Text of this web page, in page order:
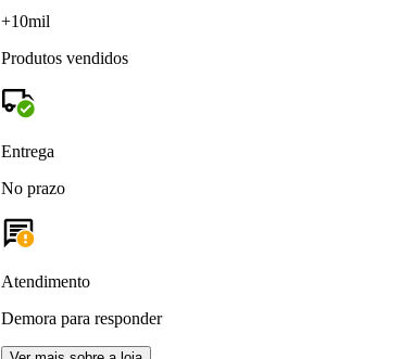
+10mil
Produtos vendidos
Entrega
No prazo
Atendimento
Demora para responder